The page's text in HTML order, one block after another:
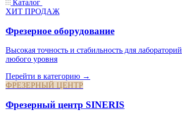
Каталог
ХИТ ПРОДАЖ
Фрезерное оборудование
Высокая точность и стабильность для лабораторий
любого уровня
Перейти в категорию →
ФРЕЗЕРНЫЙ ЦЕНТР
Фрезерный центр SINERIS